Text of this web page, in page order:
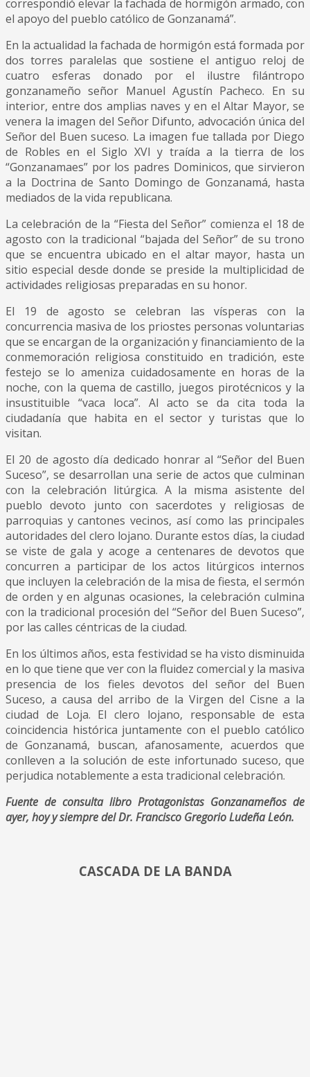
correspondió elevar la fachada de hormigón armado, con
el apoyo del pueblo católico de Gonzanamá”.
En la actualidad la fachada de hormigón está formada por
dos torres paralelas que sostiene el antiguo reloj de
cuatro esferas donado por el ilustre filántropo
gonzanameño señor Manuel Agustín Pacheco. En su
interior, entre dos amplias naves y en el Altar Mayor, se
venera la imagen del Señor Difunto, advocación única del
Señor del Buen suceso. La imagen fue tallada por Diego
de Robles en el Siglo XVI y traída a la tierra de los
“Gonzanamaes” por los padres Dominicos, que sirvieron
a la Doctrina de Santo Domingo de Gonzanamá, hasta
mediados de la vida republicana.
La celebración de la “Fiesta del Señor” comienza el 18 de
agosto con la tradicional “bajada del Señor” de su trono
que se encuentra ubicado en el altar mayor, hasta un
sitio especial desde donde se preside la multiplicidad de
actividades religiosas preparadas en su honor.
El 19 de agosto se celebran las vísperas con la
concurrencia masiva de los priostes personas voluntarias
que se encargan de la organización y financiamiento de la
conmemoración religiosa constituido en tradición, este
festejo se lo ameniza cuidadosamente en horas de la
noche, con la quema de castillo, juegos pirotécnicos y la
insustituible “vaca loca”. Al acto se da cita toda la
ciudadanía que habita en el sector y turistas que lo
visitan.
El 20 de agosto día dedicado honrar al “Señor del Buen
Suceso”, se desarrollan una serie de actos que culminan
con la celebración litúrgica. A la misma asistente del
pueblo devoto junto con sacerdotes y religiosas de
parroquias y cantones vecinos, así como las principales
autoridades del clero lojano. Durante estos días, la ciudad
se viste de gala y acoge a centenares de devotos que
concurren a participar de los actos litúrgicos internos
que incluyen la celebración de la misa de fiesta, el sermón
de orden y en algunas ocasiones, la celebración culmina
con la tradicional procesión del “Señor del Buen Suceso”,
por las calles céntricas de la ciudad.
En los últimos años, esta festividad se ha visto disminuida
en lo que tiene que ver con la fluidez comercial y la masiva
presencia de los fieles devotos del señor del Buen
Suceso, a causa del arribo de la Virgen del Cisne a la
ciudad de Loja. El clero lojano, responsable de esta
coincidencia histórica juntamente con el pueblo católico
de Gonzanamá, buscan, afanosamente, acuerdos que
conlleven a la solución de este infortunado suceso, que
perjudica notablemente a esta tradicional celebración.
Fuente de consulta libro Protagonistas Gonzanameños de
ayer, hoy y siempredel Dr. Francisco Gregorio Ludeña León.
CASCADA DE LA BANDA